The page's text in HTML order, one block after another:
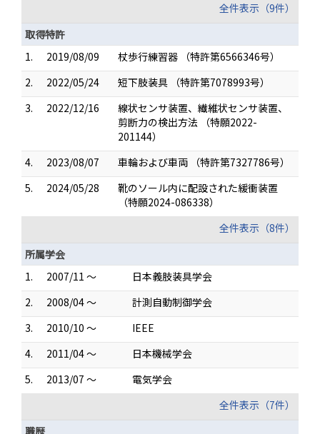
全件表示（9件）
取得特許
1.
2019/08/09
杖歩行練習器 （特許第6566346号）
2.
2022/05/24
短下肢装具 （特許第7078993号）
3.
2022/12/16
線状センサ装置、繊維状センサ装置、
剪断力の検出方法 （特願2022-
201144）
4.
2023/08/07
車輪および車両 （特許第7327786号）
5.
2024/05/28
靴のソール内に配設された緩衝装置
（特願2024-086338）
全件表示（8件）
所属学会
1.
2007/11 ～
日本義肢装具学会
2.
2008/04 ～
計測自動制御学会
3.
2010/10 ～
IEEE
4.
2011/04 ～
日本機械学会
5.
2013/07 ～
電気学会
全件表示（7件）
職歴